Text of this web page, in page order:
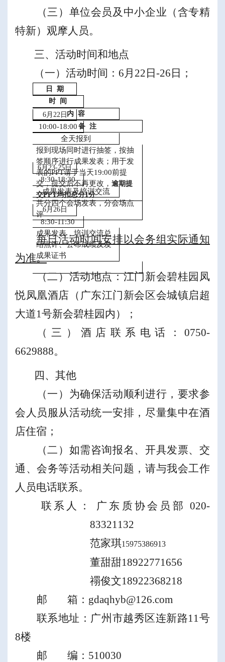
（三）单位会员及中小企业（含专精
特新）观摩人员。
三、活动时间和地点
（一）活动时间： 6月 22 日 -26 日 ；
日
期
时
间
内 容
备 注
6月 22日
10:00-18:00
全天报到
报到现场同时进行抽签 ，按抽
签顺序进行成果发表 ； 用于发
表的PPT请于当天19:00前提
交，提交后不再更改，逾期提
交PPT均扣总分1分
6月23-25日
8:30-18:30
成果发表及培训交流
共分四个会场发表，分会场点
评
6月 26日
8:30-11:30
成果发表，培训交流总
结点评、公布成绩及发
成果证书
每日活动时间安排以会务组实际通知
为准。
（二）活动地点：江门新会碧桂园凤
悦凤凰酒店（广东江门新会区会城镇启超
大道1号新会碧桂园内）；
（三）酒店联系电话： 0750-
6629888。
四、其他
（一） 为确保活动顺利进行，要求参
会人员服从活动统一安排，尽量集中在酒
店住宿；
（二）如需咨询报名、开具发票、交
通、会务等活动相关问题，请与我会工作
人员电话联系。
联系 人 ： 广东质协会员部 020-
83321132
范家琪15975386913
董甜甜18922771656
禤俊文18922368218
邮
箱： gdaqhyb@126.com
联系地址：广州市越秀区连新路11 号
8楼
邮
编： 510030